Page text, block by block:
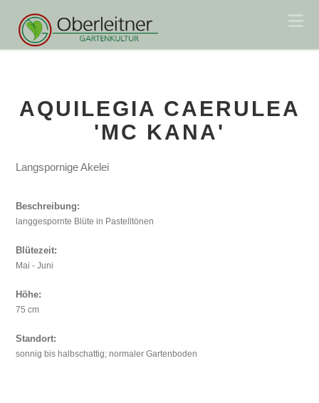
AQUILEGIA CAERULEA
'MC KANA'
Langspornige Akelei
Beschreibung:
langgespornte Blüte in Pastelltönen
Blütezeit:
Mai - Juni
Höhe:
75 cm
Standort:
sonnig bis halbschattig; normaler Gartenboden